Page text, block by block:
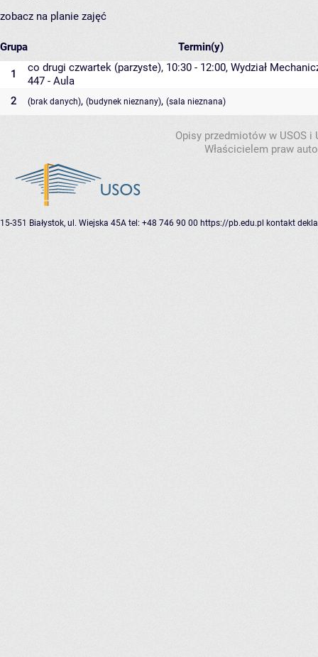
zobacz na planie zajęć
Grupa Termin(y)
1 co drugi czwartek (parzyste), 10:30 - 12:00, Wydział
447 - Aula
2
(brak danych), (budynek nieznany), (sala nieznana)
Opisy przedmiotów w USOS
Właścicielem praw
15-351 Białystok, ul. Wiejska 45A tel: +48 746 90 00 https://pb.edu.pl kontakt